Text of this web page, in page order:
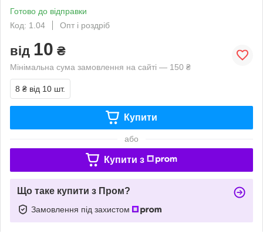
Готово до відправки
Код: 1.04
Опт і роздріб
від 10 ₴
Мінімальна сума замовлення на сайті — 150 ₴
8 ₴ від 10 шт.
Купити
або
Купити з
Що таке купити з Пром?
Замовлення під захистом